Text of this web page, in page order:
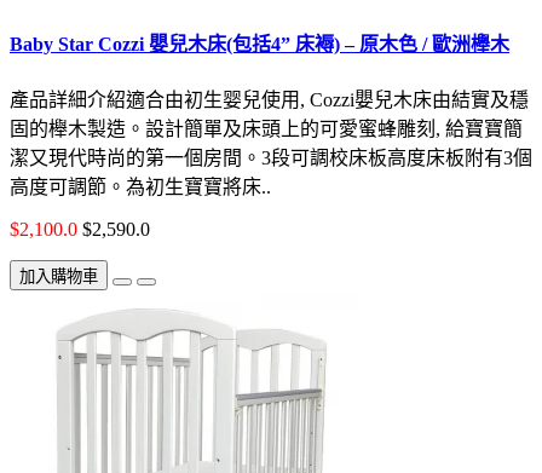
Baby Star Cozzi 嬰兒木床(包括4” 床褥) – 原木色 / 歐洲櫸木
產品詳細介紹適合由初生婴兒使用, Cozzi嬰兒木床由結實及穩
固的櫸木製造。設計簡單及床頭上的可愛蜜蜂雕刻, 給寶寶簡
潔又現代時尚的第一個房間。3段可調校床板高度床板附有3個
高度可調節。為初生寶寶將床..
$2,100.0 $2,590.0
加入購物車